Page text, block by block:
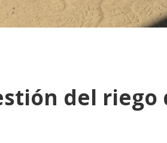
del riego